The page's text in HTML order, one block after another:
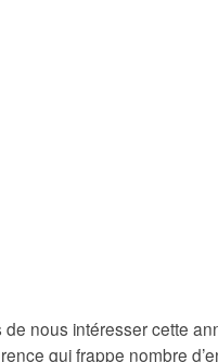
nous intéresser cette
qui frappe nombre